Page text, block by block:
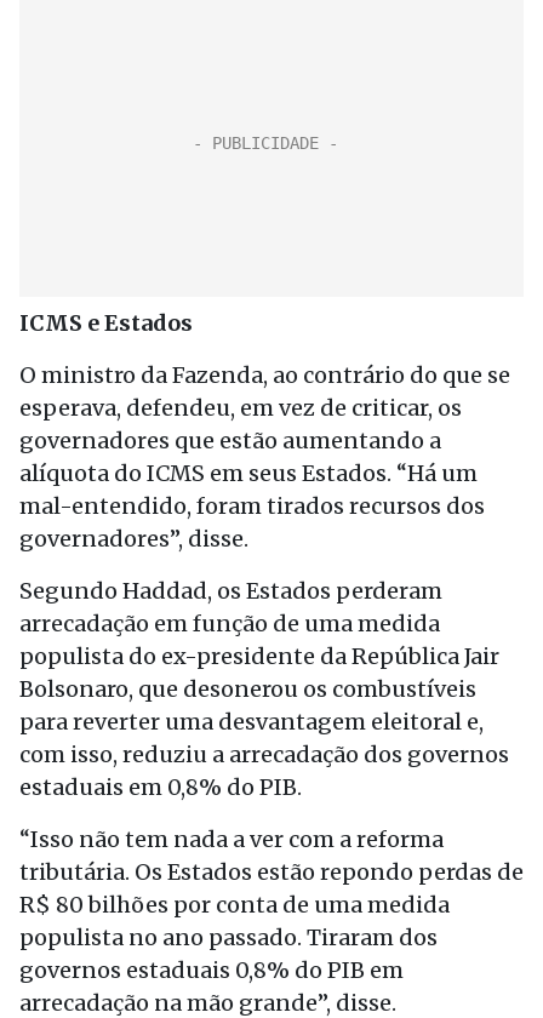
ICMS e Estados
O ministro da Fazenda, ao contrário do que se
esperava, defendeu, em vez de criticar, os
governadores que estão aumentando a
alíquota do ICMS em seus Estados. “Há um
mal-entendido, foram tirados recursos dos
governadores”, disse.
Segundo Haddad, os Estados perderam
arrecadação em função de uma medida
populista do ex-presidente da República Jair
Bolsonaro, que desonerou os combustíveis
para reverter uma desvantagem eleitoral e,
com isso, reduziu a arrecadação dos governos
estaduais em 0,8% do PIB.
“Isso não tem nada a ver com a reforma
tributária. Os Estados estão repondo perdas de
R$ 80 bilhões por conta de uma medida
populista no ano passado. Tiraram dos
governos estaduais 0,8% do PIB em
arrecadação na mão grande”, disse.